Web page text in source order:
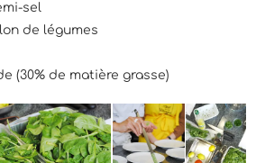
sel
de légumes
(30% de matière grasse)